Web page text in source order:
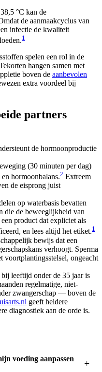
°C kan de
de aanmaakcyclus van
infectie de kwaliteit
1
spelen een rol in de
hangen samen met
boven de aanbevolen
extra voordeel bij
partners
de hormoonproductie
(30 minuten per dag)
hormoonbalans.2 Extreem
de eisprong juist
op waterbasis bevatten
die de beweeglijkheid van
product dat expliciet als
en lees altijd het etiket.1
bewijs dat een
verhoogt. Sperma
voortplantingsstelsel, ongeacht
bij leeftijd onder de 35 jaar is
regelmatige, niet-
zwangerschap — boven de
geeft heldere
diagnostiek aan de orde is.
voeding aanpassen